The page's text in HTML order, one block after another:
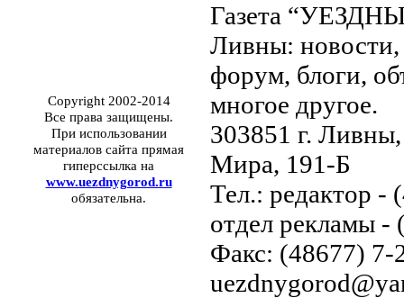
Copyright 2002-2014
Все права защищены.
При использовании
материалов сайта прямая
гиперссылка на
www.uezdnygorod.ru
обязательна.
Газета
Ливны: новости,
форум, блоги,
многое другое.
303851 г.
Мира, 191-Б
Тел.: редактор -
отдел рекламы -
Факс: (48677) 7-